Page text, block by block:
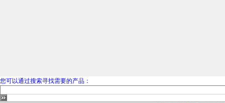
您可以通过搜索寻找需要的产品：